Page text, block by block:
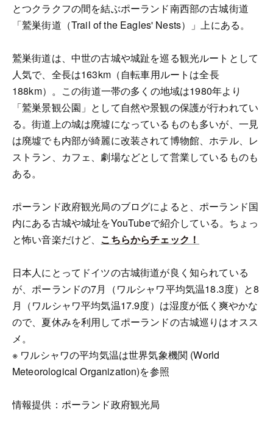
とつクラクフの間を結ぶポーランド南西部の古城街道
「鷲巣街道（Trail of the Eagles' Nests）」上にある。
鷲巣街道は、中世の古城や城趾を巡る観光ルートとして
人気で、全長は163km（自転車用ルートは全長
188km）。この街道一帯の多くの地域は1980年より
「鷲巣景観公園」として自然や景観の保護が行われてい
る。街道上の城は廃墟になっているものも多いが、一見
は廃墟でも内部が綺麗に改装されて博物館、ホテル、レ
ストラン、カフェ、劇場などとして営業しているものも
ある。
ポーランド政府観光局のブログによると、ポーランド国
内にある古城や城址をYouTubeで紹介している。ちょっ
と怖い音楽だけど、 こちらからチェック！
日本人にとってドイツの古城街道が良く知られている
が、ポーランドの7月（ワルシャワ平均気温18.3度）と8
月（ワルシャワ平均気温17.9度）は湿度が低く爽やかな
ので、夏休みを利用してポーランドの古城巡りはオスス
メ。
※ ワルシャワの平均気温は世界気象機関 (World
Meteorological Organization)を参照
情報提供：ポーランド政府観光局